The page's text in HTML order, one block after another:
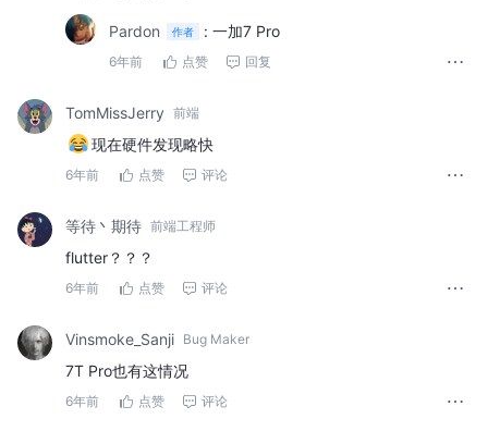
Pardon 作者 : 一加7 Pro
6年前 点赞 回复
TomMissJerry 前端
现在硬件发现略快
6年前 点赞 评论
等待丶期待 前端工程师
flutter？？？
6年前 点赞 评论
Vinsmoke_Sanji Bug Maker
7T Pro也有这情况
6年前 点赞 评论